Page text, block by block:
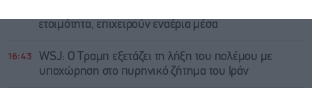
ετοιμότητα, επιχειρούν εναέρια μέσα
16:43
WSJ: Ο Τραμπ εξετάζει τη λήξη του πολέμου με
υποχώρηση στο πυρηνικό ζήτημα του Ιράν